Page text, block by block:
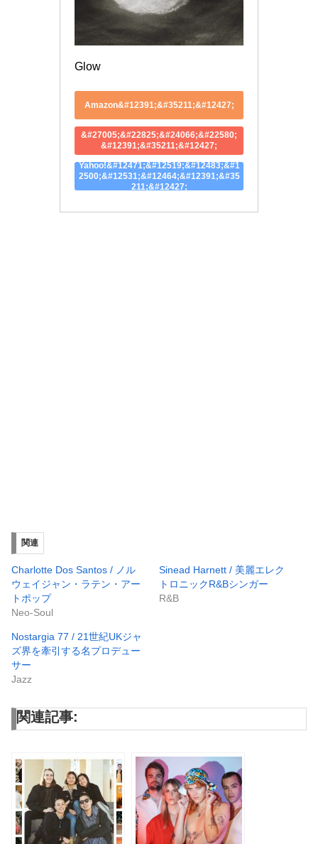
Glow
Amazon&#12391;&#35211;&#12427;
&#27005;&#22825;&#24066;&#22580;
&#12391;&#35211;&#12427;
Yahoo!&#12471;&#12519;&#12483;&#1
2500;&#12531;&#12464;&#12391;&#35
211;&#12427;
関連
Charlotte Dos Santos / ノル
ウェイジャン・ラテン・アー
トポップ
Neo-Soul
Sinead Harnett / 美麗エレク
トロニックR&Bシンガー
R&B
Nostargia 77 / 21世紀UKジャ
ズ界を牽引する名プロデュー
サー
Jazz
関連記事: